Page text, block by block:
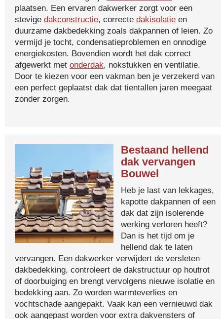
plaatsen. Een ervaren dakwerker zorgt voor een
stevige dakconstructie, correcte dakisolatie en
duurzame dakbedekking zoals dakpannen of leien. Zo
vermijd je tocht, condensatieproblemen en onnodige
energiekosten. Bovendien wordt het dak correct
afgewerkt met onderdak, nokstukken en ventilatie.
Door te kiezen voor een vakman ben je verzekerd van
een perfect geplaatst dak dat tientallen jaren meegaat
zonder zorgen.
Bestaand hellend
dak vervangen
Bouwel
Heb je last van lekkages,
kapotte dakpannen of een
dak dat zijn isolerende
werking verloren heeft?
Dan is het tijd om je
hellend dak te laten
vervangen. Een dakwerker verwijdert de versleten
dakbedekking, controleert de dakstructuur op houtrot
of doorbuiging en brengt vervolgens nieuwe isolatie en
bedekking aan. Zo worden warmteverlies en
vochtschade aangepakt. Vaak kan een vernieuwd dak
ook aangepast worden voor extra dakvensters of